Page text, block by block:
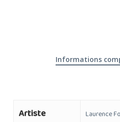
Informations
Artiste Laurence